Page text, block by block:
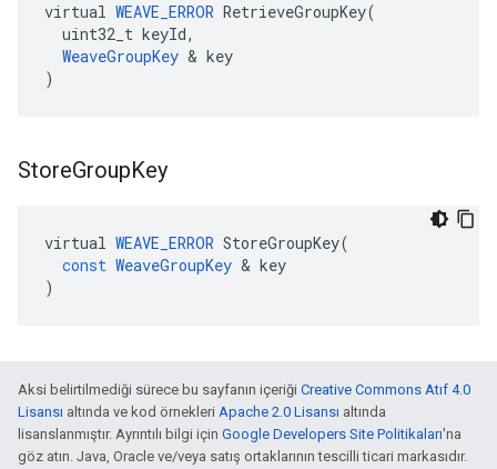
virtual WEAVE_ERROR RetrieveGroupKey(
  uint32_t keyId,
WeaveGroupKey & key
)
StoreGroupKey
virtual WEAVE_ERROR StoreGroupKey(
const WeaveGroupKey & key
)
Aksi belirtilmediği sürece bu sayfanın içeriği Creative Commons Atıf 4.0
Lisansı altında ve kod örnekleri Apache 2.0 Lisansı altında
lisanslanmıştır. Ayrıntılı bilgi için Google Developers Site Politikaları'na
göz atın. Java, Oracle ve/veya satış ortaklarının tescilli ticari markasıdır.